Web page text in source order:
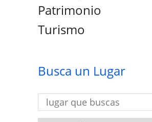
Patrimonio
Turismo
Busca un Lugar